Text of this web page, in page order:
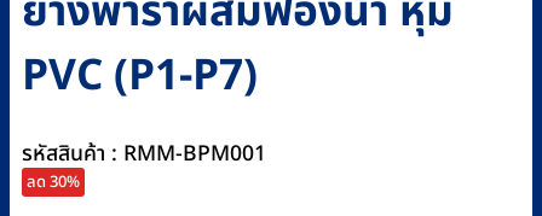
ยางพาราผสมฟองน้ำ หุ้ม
PVC (P1-P7)
รหัสสินค้า : RMM-BPM001
ลด 30%